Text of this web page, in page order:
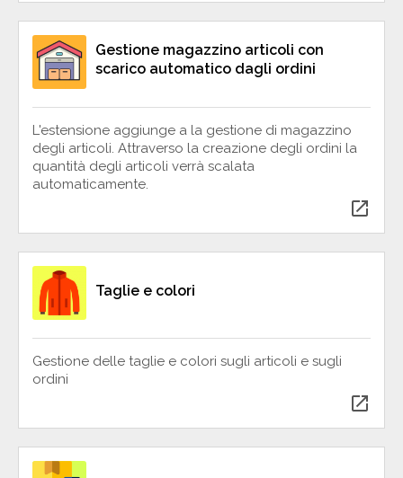
Gestione magazzino articoli con
scarico automatico dagli ordini
L'estensione aggiunge a la gestione di magazzino
degli articoli. Attraverso la creazione degli ordini la
quantità degli articoli verrà scalata
automaticamente.
open_in_new
Taglie e colori
Gestione delle taglie e colori sugli articoli e sugli
ordini
open_in_new